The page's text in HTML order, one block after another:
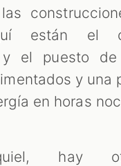
están el
y el puesto
y una
en horas
hay